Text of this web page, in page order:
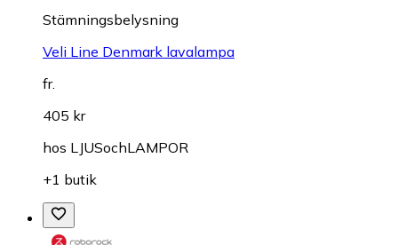
Stämningsbelysning
Veli Line Denmark lavalampa
fr.
405 kr
hos LJUSochLAMPOR
+1 butik